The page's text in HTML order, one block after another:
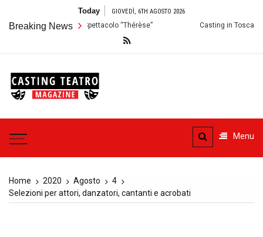
content
Today GIOVEDÌ, 6TH AGOSTO 2026
Breaking News
Audizioni per lo Spettacolo “Thérèse” Casting in Toscana: Si
teatrali
Menu
Home 2020 Agosto
4
Selezioni per attori, danzatori, cantanti e acrobati